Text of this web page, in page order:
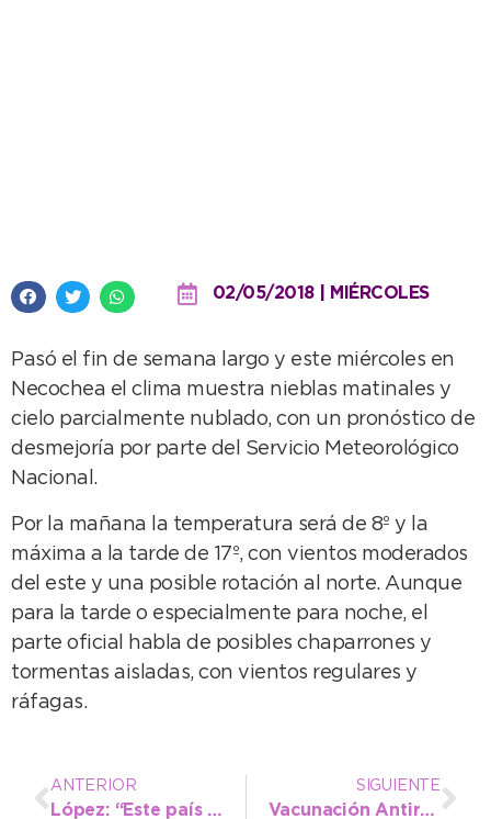
02/05/2018 | MIÉRCOLES
Pasó el fin de semana largo y este miércoles en
Necochea el clima muestra nieblas matinales y
cielo parcialmente nublado, con un pronóstico de
desmejoría por parte del Servicio Meteorológico
Nacional.
Por la mañana la temperatura será de 8º y la
máxima a la tarde de 17º, con vientos moderados
del este y una posible rotación al norte. Aunque
para la tarde o especialmente para noche, el
parte oficial habla de posibles chaparrones y
tormentas aisladas, con vientos regulares y
ráfagas.
ANTERIOR
López: “Este país se hizo grande junto a los trabajadores y no en contra de los trabajadores”
SIGUIENTE
Vacunación Antirrábica: este jueves, podes inmunizar a tus mascotas en Av.10 y Pinolandia